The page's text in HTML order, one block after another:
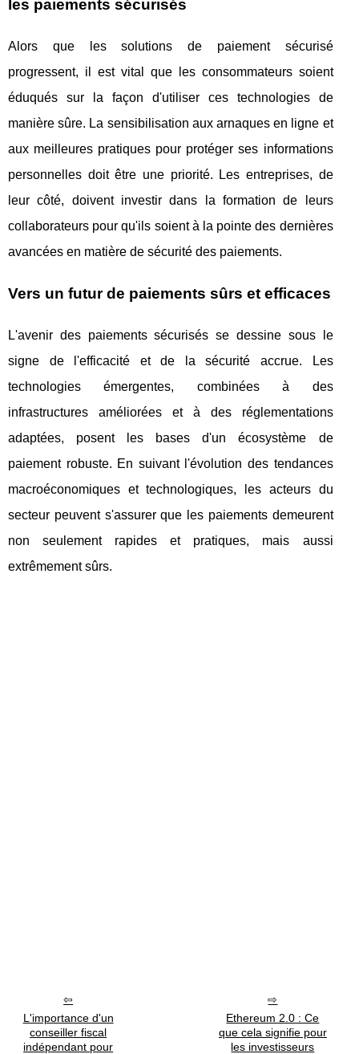
les paiements sécurisés
Alors que les solutions de paiement sécurisé
progressent, il est vital que les consommateurs soient
éduqués sur la façon d'utiliser ces technologies de
manière sûre. La sensibilisation aux arnaques en ligne et
aux meilleures pratiques pour protéger ses informations
personnelles doit être une priorité. Les entreprises, de
leur côté, doivent investir dans la formation de leurs
collaborateurs pour qu'ils soient à la pointe des dernières
avancées en matière de sécurité des paiements.
Vers un futur de paiements sûrs et efficaces
L'avenir des paiements sécurisés se dessine sous le
signe de l'efficacité et de la sécurité accrue. Les
technologies émergentes, combinées à des
infrastructures améliorées et à des réglementations
adaptées, posent les bases d'un écosystème de
paiement robuste. En suivant l'évolution des tendances
macroéconomiques et technologiques, les acteurs du
secteur peuvent s'assurer que les paiements demeurent
non seulement rapides et pratiques, mais aussi
extrêmement sûrs.
L'importance d'un
conseiller fiscal
indépendant pour
Ethereum 2.0 : Ce
que cela signifie pour
les investisseurs